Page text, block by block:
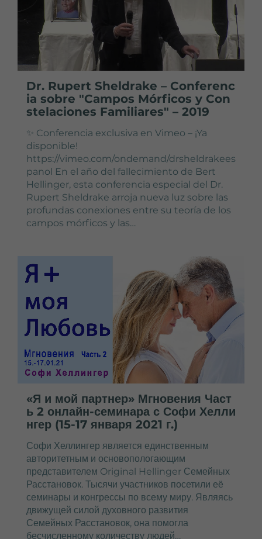
Dr. Rupert Sheldrake – Conferenc
ia sobre "Campos Mórficos y Con
stelaciones Familiares" – 2019
✨ Conferencia exclusiva en Vimeo – ¡Ya
disponible!
https://vimeo.com/ondemand/drsheldrakees
panol En el año del fallecimiento de Bert
Hellinger, esta conferencia especial del Dr.
Rupert Sheldrake arroja nueva luz sobre las
profundas conexiones entre su teoría de los
campos mórficos y las…
«Я и мой партнер» Мгновения Част
ь 2 онлайн-семинара с Софи Хелли
нгер (15-17 января 2021 г.)
Софи Хеллингер является единственным
авторитетным и основопологающим
представителем Original Hellinger Семейных
Расстановок. Тысячи участников посетили её
семинары и конгрессы по всему миру. Являясь
движущей силой духовного развития
Семейных Расстановок, она помогла
бесчисленному количеству людей…